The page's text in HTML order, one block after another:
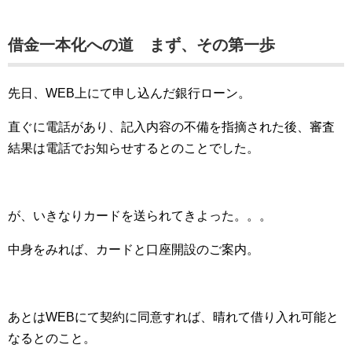
借金一本化への道 まず、その第一歩
先日、WEB上にて申し込んだ銀行ローン。
直ぐに電話があり、記入内容の不備を指摘された後、審査
結果は電話でお知らせするとのことでした。
が、いきなりカードを送られてきよった。。。
中身をみれば、カードと口座開設のご案内。
あとはWEBにて契約に同意すれば、晴れて借り入れ可能と
なるとのこと。